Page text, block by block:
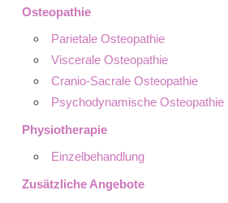
Osteopathie
Parietale Osteopathie
Viscerale Osteopathie
Cranio-Sacrale Osteopathie
Psychodynamische Osteopathie
Physiotherapie
Einzelbehandlung
Zusätzliche Angebote